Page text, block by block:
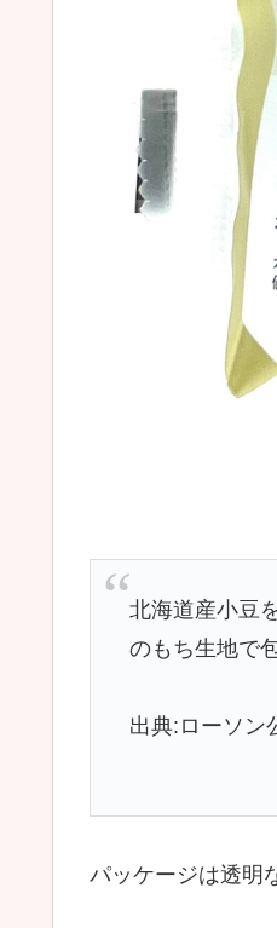
北海道産小豆
のもち生地で
出典:ローソン
パッケージは透明